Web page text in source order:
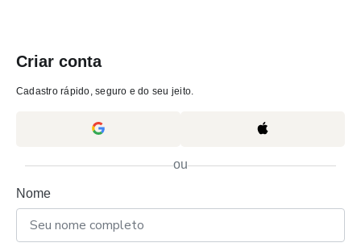
Criar conta
Cadastro rápido, seguro e do seu jeito.
ou
Nome